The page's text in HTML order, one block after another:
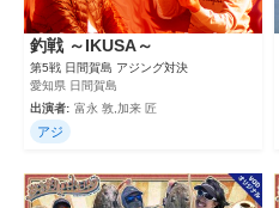
釣戦 ～IKUSA～
第5戦 日間賀島 アジング対決
愛知県 日間賀島
出演者: 富永 敦,加来 匠
アジ